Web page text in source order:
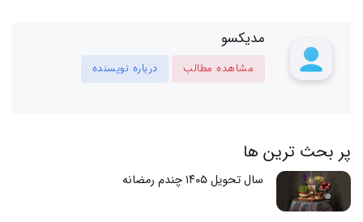
مدیکسو
مشاهده مطالب درباره نویسنده
پر بحث ترین ها
سال تحویل ۱۴۰۵ چندم رمضانه